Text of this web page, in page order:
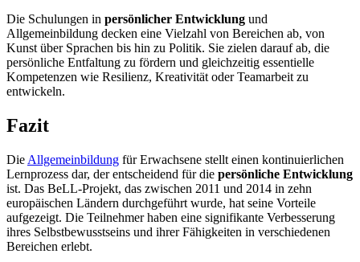
Die Schulungen in persönlicher Entwicklung und
Allgemeinbildung decken eine Vielzahl von Bereichen ab, von
Kunst über Sprachen bis hin zu Politik. Sie zielen darauf ab, die
persönliche Entfaltung zu fördern und gleichzeitig essentielle
Kompetenzen wie Resilienz, Kreativität oder Teamarbeit zu
entwickeln.
Fazit
Die Allgemeinbildung für Erwachsene stellt einen kontinuierlichen
Lernprozess dar, der entscheidend für die persönliche Entwicklung
ist. Das BeLL-Projekt, das zwischen 2011 und 2014 in zehn
europäischen Ländern durchgeführt wurde, hat seine Vorteile
aufgezeigt. Die Teilnehmer haben eine signifikante Verbesserung
ihres Selbstbewusstseins und ihrer Fähigkeiten in verschiedenen
Bereichen erlebt.